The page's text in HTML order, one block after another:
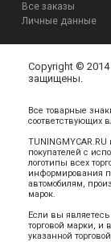
Все заказы
Личные данные
Copyright © 2014
защищены.
Все товарные
соответствующих
покупателей с
логотипы всех
информирования
автомобилям,
марок.
Если вы являетесь
торговой марки, и
указанной